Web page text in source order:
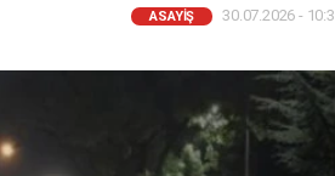
ASAYIŞ 30.07.2026 -